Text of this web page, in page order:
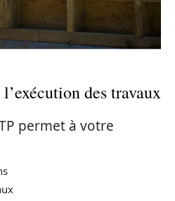
des travaux
permet à votre